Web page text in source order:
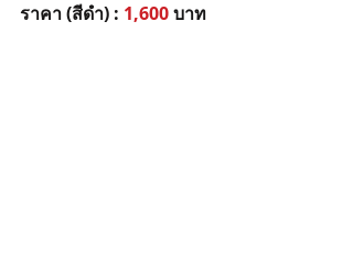
ราคา (สีดำ) : 1,600 บาท